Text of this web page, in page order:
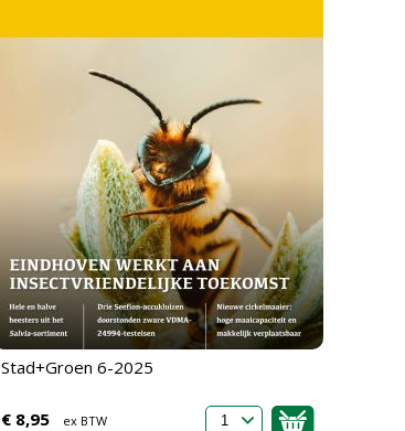
Stad+Groen 6-2025
€ 8,95 ex BTW